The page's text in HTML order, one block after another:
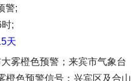
警;
;
天
雾橙色预警；来宾市气象台
橙色预警信号：兴宾区及合山